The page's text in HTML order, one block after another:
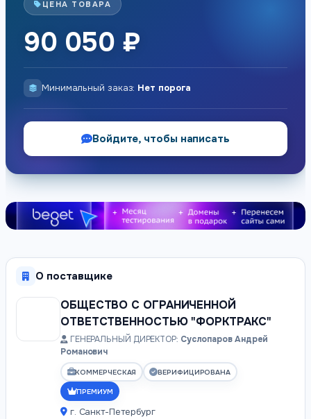
ЦЕНА ТОВАРА
90 050 ₽
Минимальный заказ: Нет порога
Войдите, чтобы написать
О поставщике
ОБЩЕСТВО С ОГРАНИЧЕННОЙ
ОТВЕТСТВЕННОСТЬЮ "ФОРКТРАКС"
ГЕНЕРАЛЬНЫЙ ДИРЕКТОР: Суслопаров Андрей
Романович
КОММЕРЧЕСКАЯ ВЕРИФИЦИРОВАНА
ПРЕМИУМ
г. Санкт-Петербург